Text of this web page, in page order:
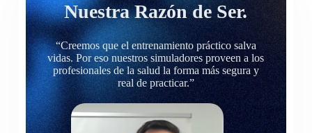
Nuestra Razón de Ser.
“Creemos que el entrenamiento práctico salva
vidas. Por eso nuestros simuladores proveen a los
profesionales de la salud la forma más segura y
real de practicar.”